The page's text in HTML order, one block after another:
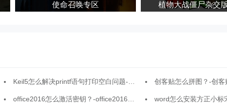
使命召唤专区 植物大战僵尸杂交版
Keil5怎么解决printf语句打印空白问题-Keil5解决printf语句打印空白问题的方法 创客贴怎么拼图？-创
office2016怎么激活密钥？-office2016怎么安装？ word怎么安装方正小标宋简体-word安